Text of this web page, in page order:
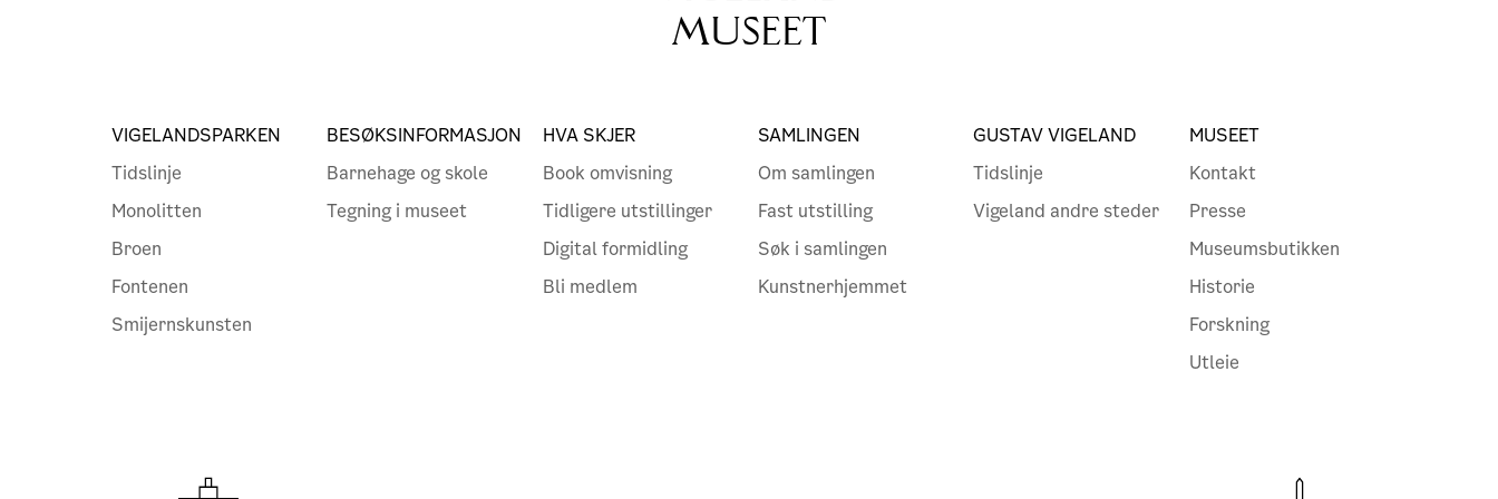
MUSEET
VIGELANDSPARKEN
Tidslinje
Monolitten
Broen
Fontenen
Smijernskunsten
BESØKSINFORMASJON
Barnehage og skole
Tegning i museet
HVA SKJER
Book omvisning
Tidligere utstillinger
Digital formidling
Bli medlem
SAMLINGEN
Om samlingen
Fast utstilling
Søk i samlingen
Kunstnerhjemmet
GUSTAV VIGELAND
Tidslinje
Vigeland andre steder
MUSEET
Kontakt
Presse
Museumsbutikken
Historie
Forskning
Utleie